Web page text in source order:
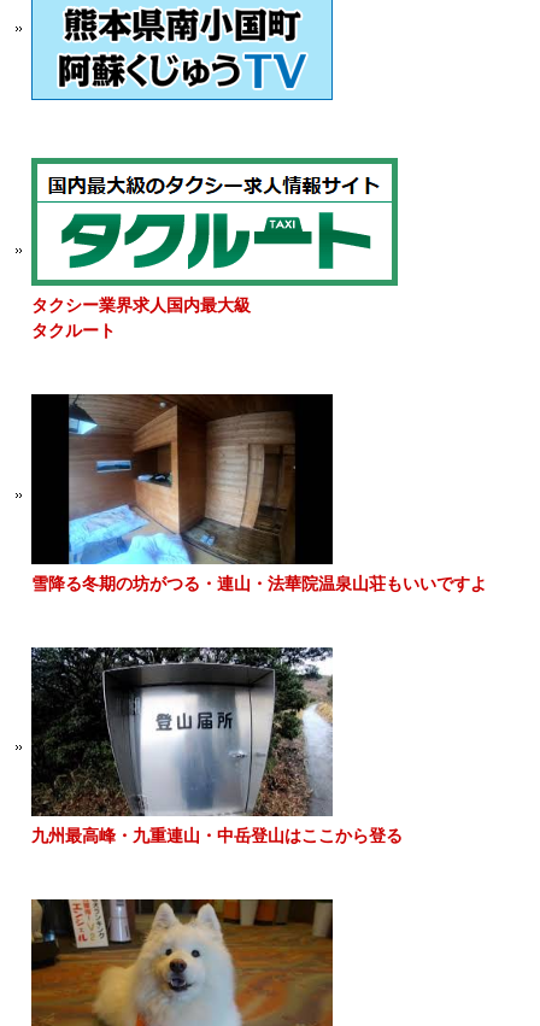
タクシー業界求人国内最大級
タクルート
雪降る冬期の坊がつる・連山・法華院温泉山荘もいいですよ
九州最高峰・九重連山・中岳登山はここから登る